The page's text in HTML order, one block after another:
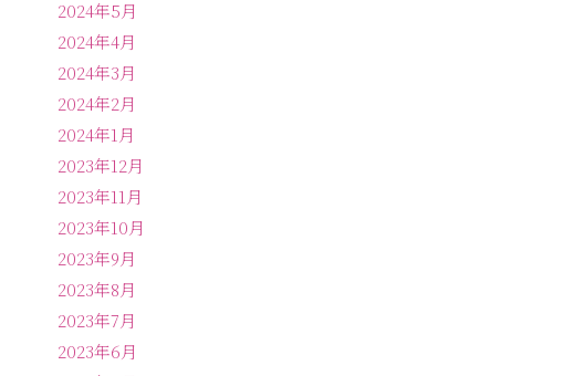
2024年5月
2024年4月
2024年3月
2024年2月
2024年1月
2023年12月
2023年11月
2023年10月
2023年9月
2023年8月
2023年7月
2023年6月